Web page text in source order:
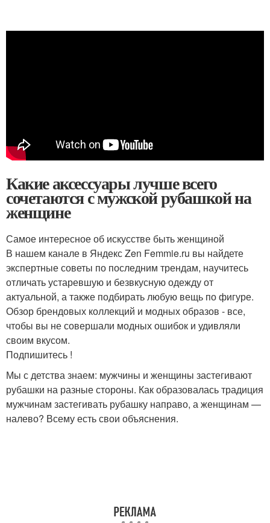
Какие аксессуары лучше всего
сочетаются с мужской рубашкой на
женщине
Самое интересное об искусстве быть женщиной
В нашем канале в Яндекс Zen Femmie.ru вы найдете
экспертные советы по последним трендам, научитесь
отличать устаревшую и безвкусную одежду от
актуальной, а также подбирать любую вещь по фигуре.
Обзор брендовых коллекций и модных образов - все,
чтобы вы не совершали модных ошибок и удивляли
своим вкусом.
Подпишитесь !
Мы с детства знаем: мужчины и женщины застегивают
рубашки на разные стороны. Как образовалась традиция
мужчинам застегивать рубашку направо, а женщинам —
налево? Всему есть свои объяснения.